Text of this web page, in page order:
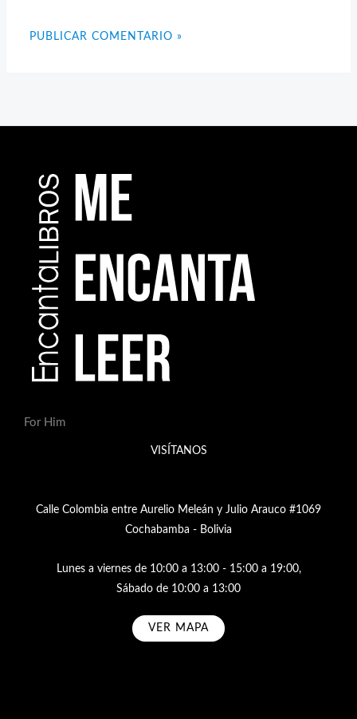
For Him
VISÍTANOS
Calle Colombia entre Aurelio Meleán y Julio Arauco #1069
Cochabamba - Bolivia
Lunes a viernes de 10:00 a 13:00 - 15:00 a 19:00,
Sábado de 10:00 a 13:00
VER MAPA